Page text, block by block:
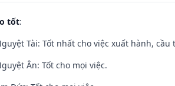
tốt:
Tài: Tốt nhất cho việc xuất hành,
Ân: Tốt cho mọi việc.